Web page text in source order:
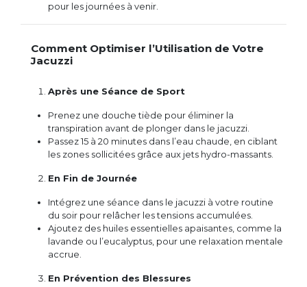
pour les journées à venir.
Comment Optimiser l’Utilisation de Votre
Jacuzzi
Après une Séance de Sport
Prenez une douche tiède pour éliminer la
transpiration avant de plonger dans le jacuzzi.
Passez 15 à 20 minutes dans l’eau chaude, en ciblant
les zones sollicitées grâce aux jets hydro-massants.
En Fin de Journée
Intégrez une séance dans le jacuzzi à votre routine
du soir pour relâcher les tensions accumulées.
Ajoutez des huiles essentielles apaisantes, comme la
lavande ou l’eucalyptus, pour une relaxation mentale
accrue.
En Prévention des Blessures